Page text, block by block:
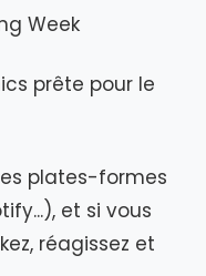
Week
prête pour le
plates-formes
et si vous
réagissez et